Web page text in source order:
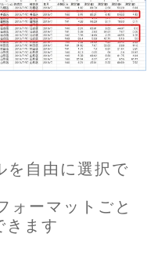
自由に選択で
マットごと
きます